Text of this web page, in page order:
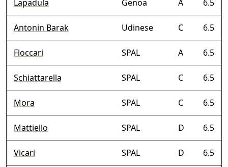
Lapadula Genoa A 6.5
Antonin Barak Udinese C 6.5
Floccari SPAL A 6.5
Schiattarella SPAL C 6.5
Mora SPAL C 6.5
Mattiello SPAL D 6.5
Vicari SPAL D 6.5